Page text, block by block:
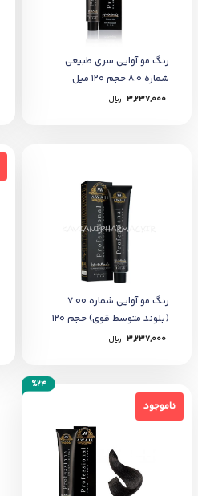
رنگ مو آوایی سری طبیعی
شماره 8.0 حجم 120 میل
3,237,000 ﷼
رنگ مو آوایی شماره 7.00
(بلوند متوسط قوی) حجم 120
میلی‌لیتر
3,237,000 ﷼
ناموجود
%24
ناموجود